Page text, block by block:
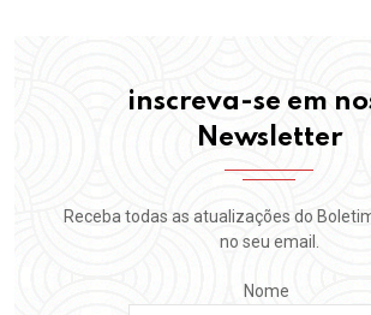
inscreva-se em
Newsletter
Receba todas as atualizações do
no seu email.
Nome